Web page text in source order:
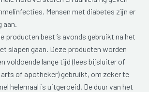
Mensen met diabetes zijn er
aan.
producten best ’s avonds gebruikt na het
slapen gaan. Deze producten worden
voldoende lange tijd (lees bijsluiter of
of apotheker) gebruikt, om zeker te
helemaal is uitgeroeid. De duur van het